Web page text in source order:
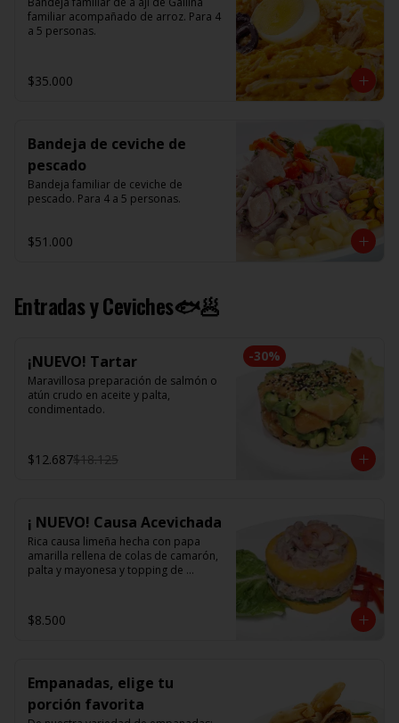
familiar acompañado de arroz. Para 4
a 5 personas.
$35.000
Bandeja de ceviche de
pescado
Bandeja familiar de ceviche de
pescado. Para 4 a 5 personas.
$51.000
Entradas y Ceviches🐟🥟
-30%
¡NUEVO! Tartar
Maravillosa preparación de salmón o
atún crudo en aceite y palta,
condimentado.
$12.687$18.125
¡ NUEVO! Causa Acevichada
Rica causa limeña hecha con papa
amarilla rellena de colas de camarón,
palta y mayonesa y topping de
$8.500
Empanadas, elige tu
porción favorita